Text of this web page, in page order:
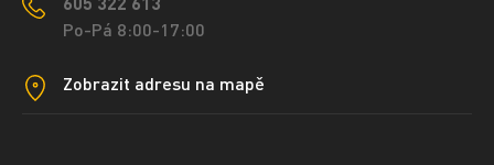
Po-Pá 8:00-17:00
Zobrazit adresu na mapě